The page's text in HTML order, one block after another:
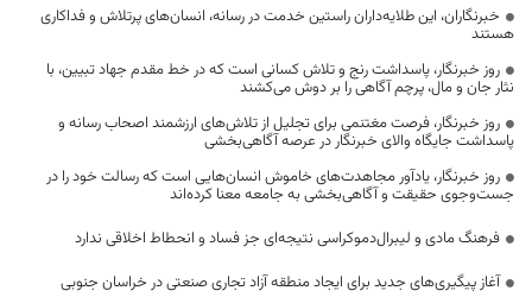
خبرنگاران، این طلایه‌داران راستین خدمت در رسانه، انسان‌های پرتلاش و فداکاری
هستند
روز خبرنگار، پاسداشت رنج و تلاش کسانی است که در خط مقدم جهاد تبیین، با
نثار جان و مال، پرچم آگاهی را بر دوش می‌کشند
روز خبرنگار، فرصت مغتنمی برای تجلیل از تلاش‌های ارزشمند اصحاب رسانه و
پاسداشت جایگاه والای خبرنگار در عرصه آگاهی‌بخشی
روز خبرنگار، یادآور مجاهدت‌های خاموش انسان‌هایی است که رسالت خود را در
جست‌وجوی حقیقت و آگاهی‌بخشی به جامعه معنا کرده‌اند
فرهنگ مادی و لیبرال‌دموکراسی نتیجه‌ای جز فساد و انحطاط اخلاقی ندارد
آغاز پیگیری‌های جدید برای ایجاد منطقه آزاد تجاری صنعتی در خراسان جنوبی